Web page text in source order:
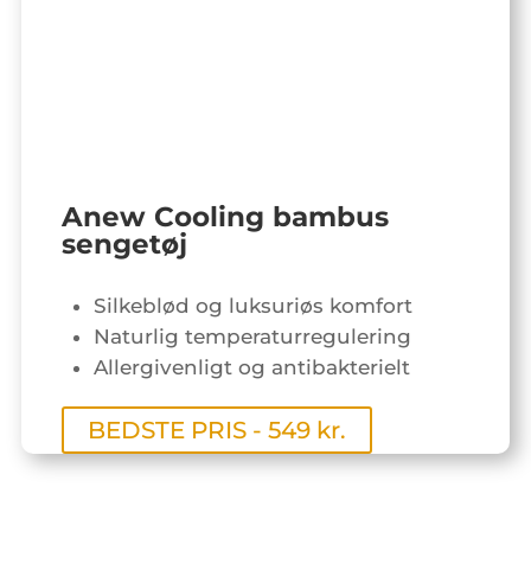
Anew Cooling bambus
sengetøj
Silkeblød og luksuriøs komfort
Naturlig temperaturregulering
Allergivenligt og antibakterielt
BEDSTE PRIS - 549 kr.